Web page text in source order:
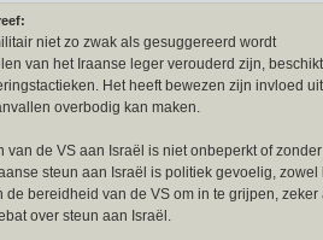
niet zo zwak als gesuggereerd wordt
van het Iraanse leger verouderd zijn,
Het heeft bewezen zijn invloed
overbodig kan maken.
van de VS aan Israël is niet onbeperkt of
steun aan Israël is politiek gevoelig,
de bereidheid van de VS om in te grijpen,
over steun aan Israël.